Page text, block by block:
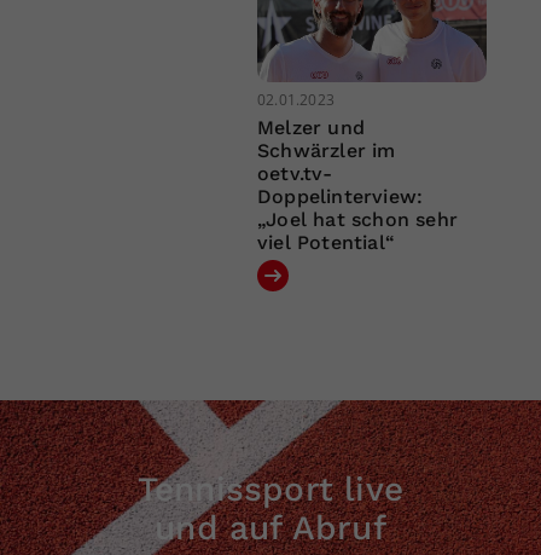
02.01.2023
Melzer und
Schwärzler im
oetv.tv-
Doppelinterview:
„Joel hat schon sehr
viel Potential“
Tennissport live
und auf Abruf